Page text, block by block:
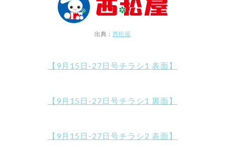
出典： 西松屋
【9月15日-27日号チラシ1 表面】
【9月15日-27日号チラシ1 裏面】
【9月15日-27日号チラシ2 表面】